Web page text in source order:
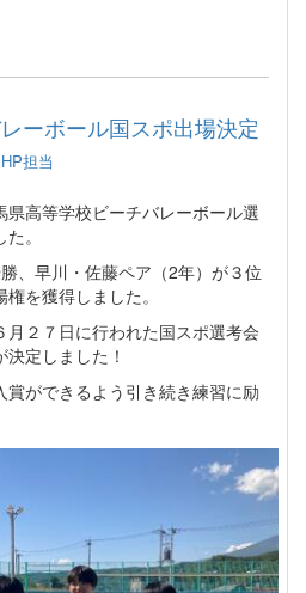
ーボール国スポ出場決定
HP担当
県高等学校ビーチバレーボール選
。
、早川・佐藤ペア（2年）が３位
を獲得しました。
月２７日に行われた国スポ選考会
定しました！
ができるよう引き続き練習に励